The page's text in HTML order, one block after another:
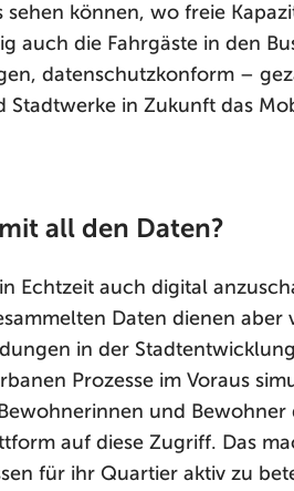
sehen können, wo freie
auch die Fahrgäste in den
datenschutzkonform –
Stadtwerke in Zukunft das
all den Daten?
Echtzeit auch digital
Daten dienen aber
in der
Prozesse im Voraus
und
auf diese Zugriff. Das
für ihr Quartier aktiv zu